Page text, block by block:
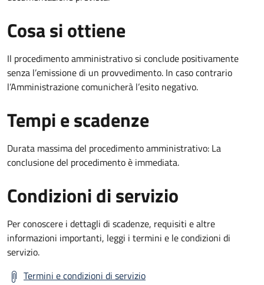
Cosa si ottiene
Il procedimento amministrativo si conclude positivamente
senza l’emissione di un provvedimento. In caso contrario
l’Amministrazione comunicherà l’esito negativo.
Tempi e scadenze
Durata massima del procedimento amministrativo: La
conclusione del procedimento è immediata.
Condizioni di servizio
Per conoscere i dettagli di scadenze, requisiti e altre
informazioni importanti, leggi i termini e le condizioni di
servizio.
Termini e condizioni di servizio